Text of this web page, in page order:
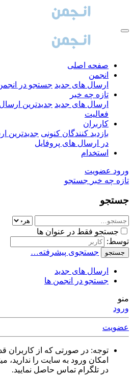
صفحه اصلی
انجمن
ارسال های جدید جستجو در
تازه چه خبر
ارسال های جدید جدیدترین
فعالیت
کاربران
بازدید کنندگان کنونی جدیدترین
در ارسال های پروفایل
استخدام
ورود عضویت
تازه چه خبر جستجو
جستجو
جستجو فقط در عنوان ها
توسط:
جستجو جستجوی پیشرفته…
ارسال های جدید
جستجو در انجمن ها
منو
ورود
عضویت
توجه: در صورتی که از کاربران
در تلگرام تماس حاصل نمایید.